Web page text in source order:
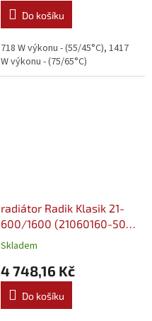
Do košíku
718 W výkonu - (55/45°C), 1417
W výkonu - (75/65°C)
radiátor Radik Klasik 21-
600/1600 (21060160-50-
0010)
Skladem
4 748,16 Kč
Do košíku